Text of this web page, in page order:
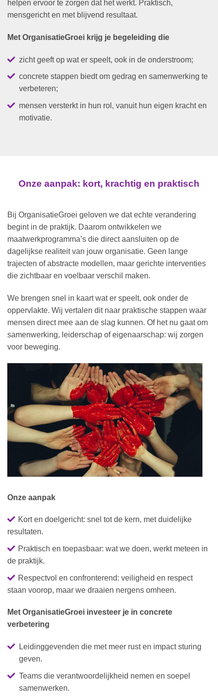
helpen ervoor te zorgen dat het werkt. Praktisch,
mensgericht en met blijvend resultaat.
Met OrganisatieGroei krijg je begeleiding die
zicht geeft op wat er speelt, ook in de onderstroom;
concrete stappen biedt om gedrag en samenwerking te
verbeteren;
mensen versterkt in hun rol, vanuit hun eigen kracht en
motivatie.
Onze aanpak: kort, krachtig en praktisch
Bij OrganisatieGroei geloven we dat echte verandering
begint in de praktijk. Daarom ontwikkelen we
maatwerkprogramma’s die direct aansluiten op de
dagelijkse realiteit van jouw organisatie. Geen lange
trajecten of abstracte modellen, maar gerichte interventies
die zichtbaar en voelbaar verschil maken.
We brengen snel in kaart wat er speelt, ook onder de
oppervlakte. Wij vertalen dit naar praktische stappen waar
mensen direct mee aan de slag kunnen. Of het nu gaat om
samenwerking, leiderschap of eigenaarschap: wij zorgen
voor beweging.
Onze aanpak
Kort en doelgericht: snel tot de kern, met duidelijke
resultaten.
Praktisch en toepasbaar: wat we doen, werkt meteen in
de praktijk.
Respectvol en confronterend: veiligheid en respect
staan voorop, maar we draaien nergens omheen.
Met OrganisatieGroei investeer je in concrete
verbetering
Leidinggevenden die met meer rust en impact sturing
geven.
Teams die verantwoordelijkheid nemen en soepel
samenwerken.